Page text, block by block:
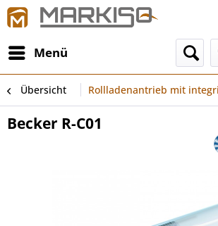
Menü
Übersicht Rollladenantrieb mit
Becker R-C01